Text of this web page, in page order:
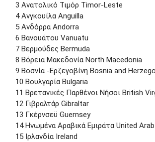
3 Ανατολικό Τιμόρ Timor-Leste
4 Ανγκουίλα Anguilla
5 Ανδόρρα Andorra
6 Βανουάτου Vanuatu
7 Βερμούδες Bermuda
8 Βόρεια Μακεδονία North Macedonia
9 Βοσνία -Ερζεγοβίνη Bosnia and
10 Βουλγαρία Bulgaria
11 Βρετανικές Παρθένοι Νήσοι British
12 Γιβραλτάρ Gibraltar
13 Γκέρνσεϋ Guernsey
14 Ηνωμένα Αραβικά Εμιράτα United
15 Ιρλανδία Ireland